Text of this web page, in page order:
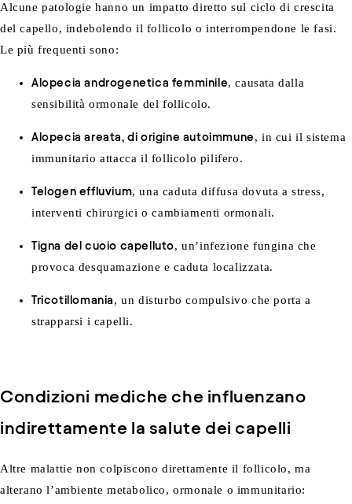
Alcune patologie hanno un impatto diretto sul ciclo di crescita
del capello, indebolendo il follicolo o interrompendone le fasi.
Le più frequenti sono:
Alopecia androgenetica femminile, causata dalla
sensibilità ormonale del follicolo.
Alopecia areata, di origine autoimmune, in cui il sistema
immunitario attacca il follicolo pilifero.
Telogen effluvium, una caduta diffusa dovuta a stress,
interventi chirurgici o cambiamenti ormonali.
Tigna del cuoio capelluto, un’infezione fungina che
provoca desquamazione e caduta localizzata.
Tricotillomania, un disturbo compulsivo che porta a
strapparsi i capelli.
Condizioni mediche che influenzano
indirettamente la salute dei capelli
Altre malattie non colpiscono direttamente il follicolo, ma
alterano l’ambiente metabolico, ormonale o immunitario: